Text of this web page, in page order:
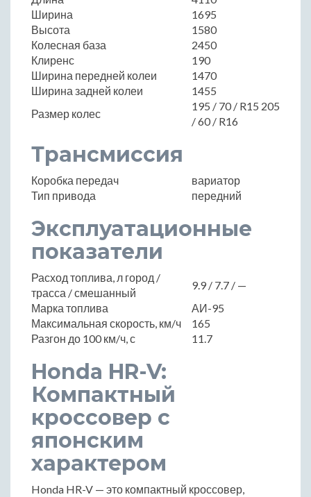
Ширина
1695
Высота
1580
Колесная база
2450
Клиренс
190
Ширина передней колеи
1470
Ширина задней колеи
1455
Размер колес
195 / 70 / R15 205
/ 60 / R16
Трансмиссия
Коробка передач
вариатор
Тип привода
передний
Эксплуатационные
показатели
Расход топлива, л город /
трасса / смешанный
9.9 / 7.7 / —
Марка топлива
АИ-95
Максимальная скорость, км/ч
165
Разгон до 100 км/ч, с
11.7
Honda HR-V:
Компактный
кроссовер с
японским
характером
Honda HR-V — это компактный кроссовер,